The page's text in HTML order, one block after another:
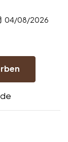
04/08/2026